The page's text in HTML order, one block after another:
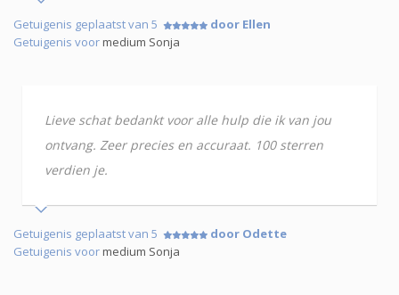
Getuigenis geplaatst van 5
door Ellen
Getuigenis voormedium Sonja
Lieve schat bedankt voor alle hulp die ik van jou
ontvang. Zeer precies en accuraat. 100 sterren
verdien je.
Getuigenis geplaatst van 5
door Odette
Getuigenis voormedium Sonja